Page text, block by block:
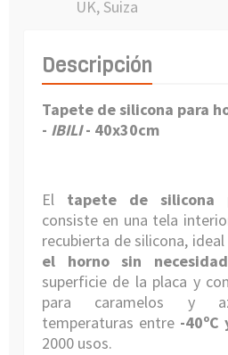
UK, Suiza
Descripción
Tapete de silicona para
- IBILI- 40x30cm
El tapete de silicona
consiste en una tela
recubierta de silicona, ideal
el horno sin
superficie de la placa y
para caramelos y
temperaturas entre-40ºC
2000 usos.